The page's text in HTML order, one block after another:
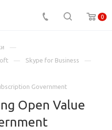
0
Skype for Business
Government
Open Value